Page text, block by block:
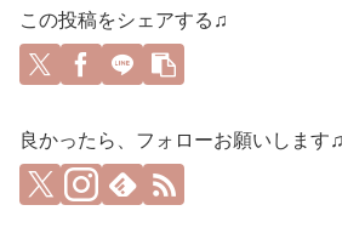
この投稿をシェアする♫
良かったら、フォローお願いします♫